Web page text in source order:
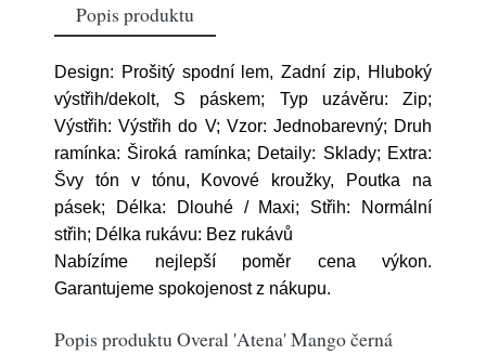
Popis produktu
Design: Prošitý spodní lem, Zadní zip, Hluboký
výstřih/dekolt, S páskem; Typ uzávěru: Zip;
Výstřih: Výstřih do V; Vzor: Jednobarevný; Druh
ramínka: Široká ramínka; Detaily: Sklady; Extra:
Švy tón v tónu, Kovové kroužky, Poutka na
pásek; Délka: Dlouhé / Maxi; Střih: Normální
střih; Délka rukávu: Bez rukávů
Nabízíme nejlepší poměr cena výkon.
Garantujeme spokojenost z nákupu.
Popis produktu Overal 'Atena' Mango černá